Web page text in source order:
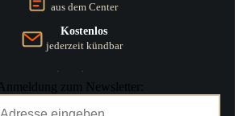
aus dem Center
Kostenlos
jederzeit kündbar
Anmeldung zum Newsletter: